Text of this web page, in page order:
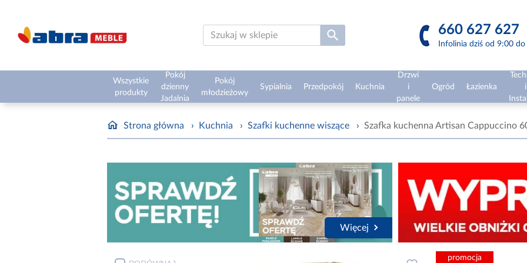
660 627 627
Infolinia dziś od 9:00
Wszystkie
produkty
Pokój
dzienny
Jadalnia
Pokój
młodzieżowy
Sypialnia Przedpokój Kuchnia
Drzwi
i
panele
Ogród Łazienka
i
Strona główna › Kuchnia › Szafki kuchenne wiszące › Szafka kuchenna Artisan Cappuccino
Więcej
promocja